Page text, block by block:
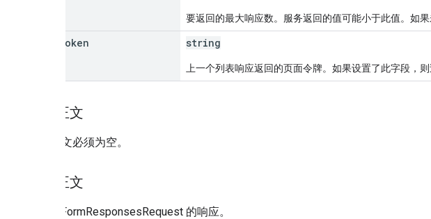
要返回的最大响应数。服务返回的值可能小于此值。如
Token string
上一个列表响应返回的页面令牌。如果设置了此字段，
请求正文
请求正文必须为空。
响应正文
对 ListFormResponsesRequest 的响应。